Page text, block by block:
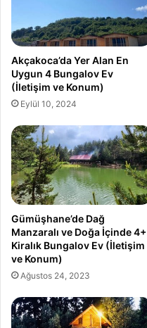
Akçakoca’da Yer Alan En
Uygun 4 Bungalov Ev
(İletişim ve Konum)
Eylül 10, 2024
Gümüşhane’de Dağ
Manzaralı ve Doğa İçinde 4+
Kiralık Bungalov Ev (İletişim
ve Konum)
Ağustos 24, 2023